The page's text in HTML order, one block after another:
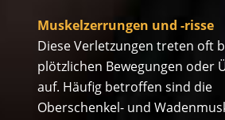
Muskelzerrungen und -risse
Diese Verletzungen treten oft
plötzlichen Bewegungen oder
auf. Häufig betroffen sind die
Oberschenkel- und